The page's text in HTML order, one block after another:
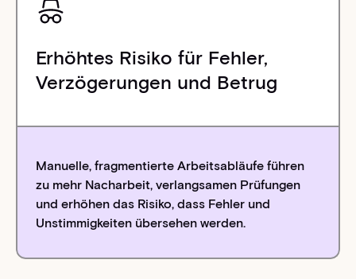
Erhöhtes Risiko für Fehler,
Verzögerungen und Betrug
Manuelle, fragmentierte Arbeitsabläufe führen
zu mehr Nacharbeit, verlangsamen Prüfungen
und erhöhen das Risiko, dass Fehler und
Unstimmigkeiten übersehen werden.